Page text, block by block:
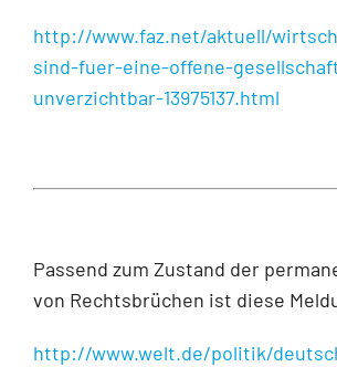
http://www.faz.net/aktuell/
sind-fuer-eine-offene-
unverzichtbar-13975137.html
Passend zum Zustand der
von Rechtsbrüchen ist diese
http://www.welt.de/politik/